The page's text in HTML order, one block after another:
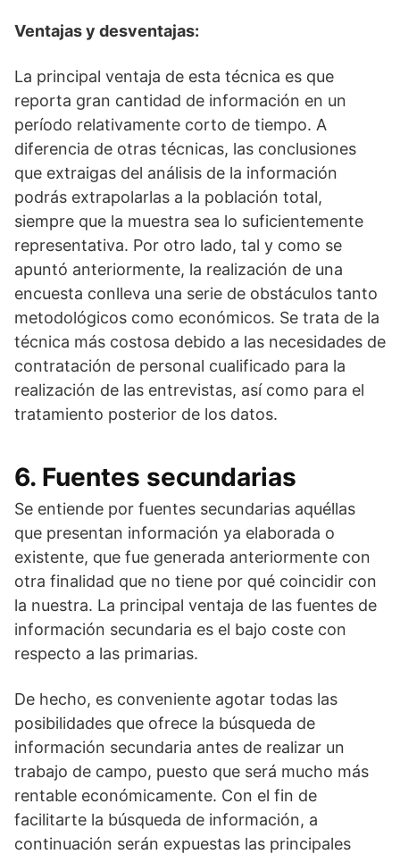
Ventajas y desventajas:
La principal ventaja de esta técnica es que
reporta gran cantidad de información en un
período relativamente corto de tiempo. A
diferencia de otras técnicas, las conclusiones
que extraigas del análisis de la información
podrás extrapolarlas a la población total,
siempre que la muestra sea lo suficientemente
representativa. Por otro lado, tal y como se
apuntó anteriormente, la realización de una
encuesta conlleva una serie de obstáculos tanto
metodológicos como económicos. Se trata de la
técnica más costosa debido a las necesidades de
contratación de personal cualificado para la
realización de las entrevistas, así como para el
tratamiento posterior de los datos.
6. Fuentes secundarias
Se entiende por fuentes secundarias aquéllas
que presentan información ya elaborada o
existente, que fue generada anteriormente con
otra finalidad que no tiene por qué coincidir con
la nuestra. La principal ventaja de las fuentes de
información secundaria es el bajo coste con
respecto a las primarias.
De hecho, es conveniente agotar todas las
posibilidades que ofrece la búsqueda de
información secundaria antes de realizar un
trabajo de campo, puesto que será mucho más
rentable económicamente. Con el fin de
facilitarte la búsqueda de información, a
continuación serán expuestas las principales